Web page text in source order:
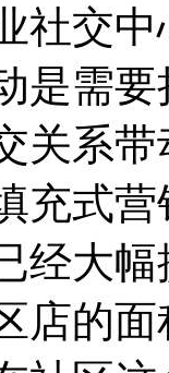
社交
是需
关系
充式
经大
店的